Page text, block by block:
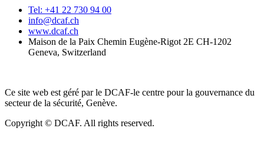
Tel: +41 22 730 94 00
info@dcaf.ch
www.dcaf.ch
Maison de la Paix Chemin Eugène-Rigot 2E CH-1202
Geneva, Switzerland
Ce site web est géré par le DCAF-le centre pour la gouvernance du
secteur de la sécurité, Genève.
Copyright © DCAF. All rights reserved.